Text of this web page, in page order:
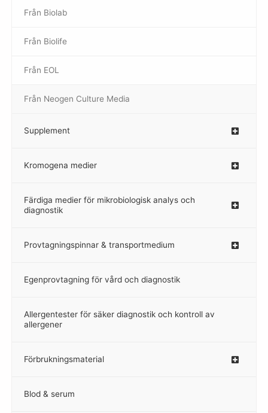
Från Biolab
–
Från Biolife
–
Från EOL
–
Från Neogen Culture Media
–
Supplement
–
Kromogena medier
–
Färdiga medier för mikrobiologisk analys och
diagnostik
Provtagningspinnar & transportmedium
–
Egenprovtagning för vård och diagnostik
–
Allergentester för säker diagnostik och kontroll av
allergener
–
Förbrukningsmaterial
Blod & serum